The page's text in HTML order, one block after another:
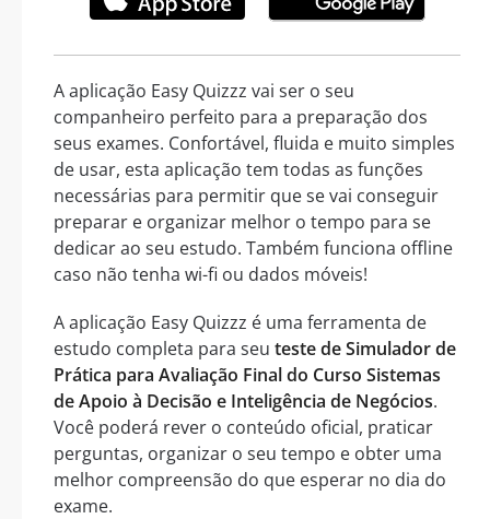
A aplicação Easy Quizzz vai ser o seu
companheiro perfeito para a preparação dos
seus exames. Confortável, fluida e muito simples
de usar, esta aplicação tem todas as funções
necessárias para permitir que se vai conseguir
preparar e organizar melhor o tempo para se
dedicar ao seu estudo. Também funciona offline
caso não tenha wi-fi ou dados móveis!
A aplicação Easy Quizzz é uma ferramenta de
estudo completa para seu teste de Simulador de
Prática para Avaliação Final do Curso Sistemas
de Apoio à Decisão e Inteligência de Negócios.
Você poderá rever o conteúdo oficial, praticar
perguntas, organizar o seu tempo e obter uma
melhor compreensão do que esperar no dia do
exame.